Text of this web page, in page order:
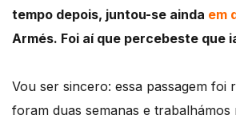
tempo depois, juntou-se ainda em
Armés. Foi aí que percebeste que
Vou ser sincero: essa passagem foi
foram duas semanas e trabalhámos